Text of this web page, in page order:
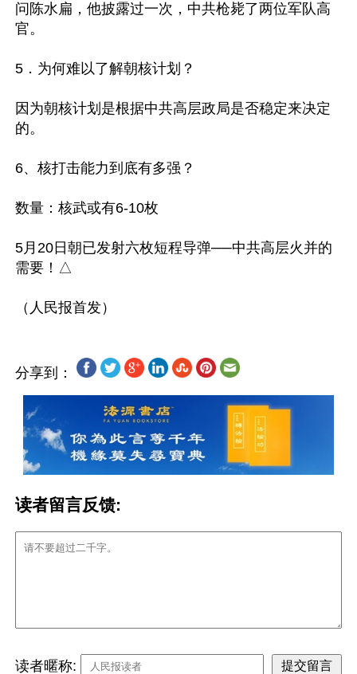
问陈水扁，他披露过一次，中共枪毙了两位军队高
官。
5．为何难以了解朝核计划？
因为朝核计划是根据中共高层政局是否稳定来决定
的。
6、核打击能力到底有多强？
数量：核武或有6-10枚
5月20日朝已发射六枚短程导弹──中共高层火并的
需要！△
分享到：
读者留言反馈:
读者暱称: